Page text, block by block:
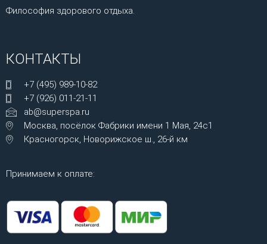
Философия здорового отдыха.
КОНТАКТЫ
+7 (495) 989-10-82
+7 (926) 011-21-11
ab@superspa.ru
Москва, посёлок Фабрики имени 1 Мая, 24с1
Красногорск, Новорижское ш., 26-й км
Принимаем к оплате: